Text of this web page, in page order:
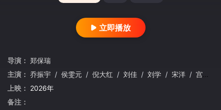
立即播放
导演： 郑保瑞
主演： 乔振宇 / 侯雯元 / 倪大红 / 刘佳 / 刘学 / 宋洋 / 宫宏佳
上映： 2026年
备注：